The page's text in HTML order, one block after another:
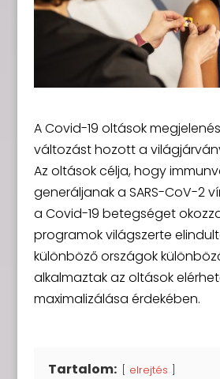
A Covid-19 oltások
változást hozott a
Az oltások célja, hogy
generáljanak a SARS-CoV-2
a Covid-19 betegséget
programok világszerte
különböző országok
alkalmaztak az oltások
maximalizálása érdekében.
Tartalom: elrejtés